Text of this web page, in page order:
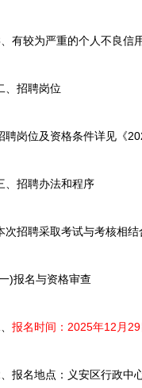
较为严重的个人不良信用
招聘岗位
位及资格条件详见《
招聘办法和程序
聘采取考试与考核相结
名与资格审查
报名时间：2025年12月
名地点：义安区行政中心